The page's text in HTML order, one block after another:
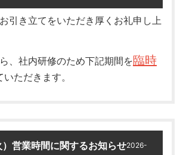
引き立てをいただき厚くお礼申し上
、社内研修のため下記期間を臨時
いただきます。
営業時間に関するお知らせ2026-